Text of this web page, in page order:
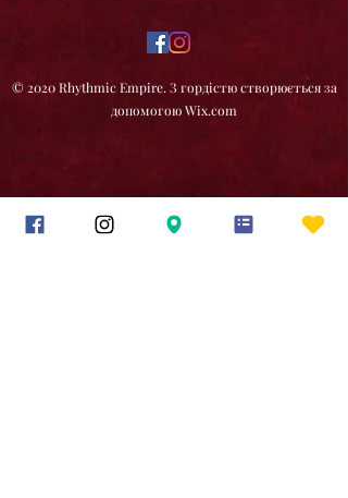
© 2020 Rhythmic Empire. З гордістю створюється за
допомогою Wix.com